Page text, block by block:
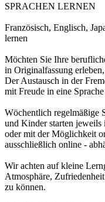
SPRACHEN LERNEN
Französisch, Englisch,
lernen
Möchten Sie Ihre
in Originalfassung
Der Austausch in der
mit Freude in eine
Wöchentlich regelmäßige
und Kinder starten jeweils
oder mit der Möglichkeit
ausschließlich online -
Wir achten auf kleine
Atmosphäre,
zu können.